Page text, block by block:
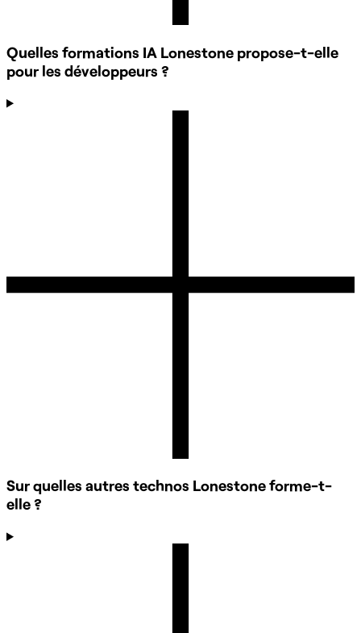
Quelles formations IA Lonestone propose-t-elle
pour les développeurs ?
Sur quelles autres technos Lonestone forme-t-
elle ?